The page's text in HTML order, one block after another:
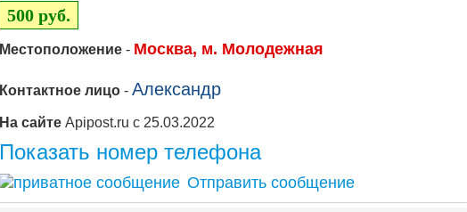
500 руб.
Местоположение - Москва, м. Молодежная
Контактное лицо - Александр
На сайте Apipost.ru с 25.03.2022
Показать номер телефона
Отправить сообщение